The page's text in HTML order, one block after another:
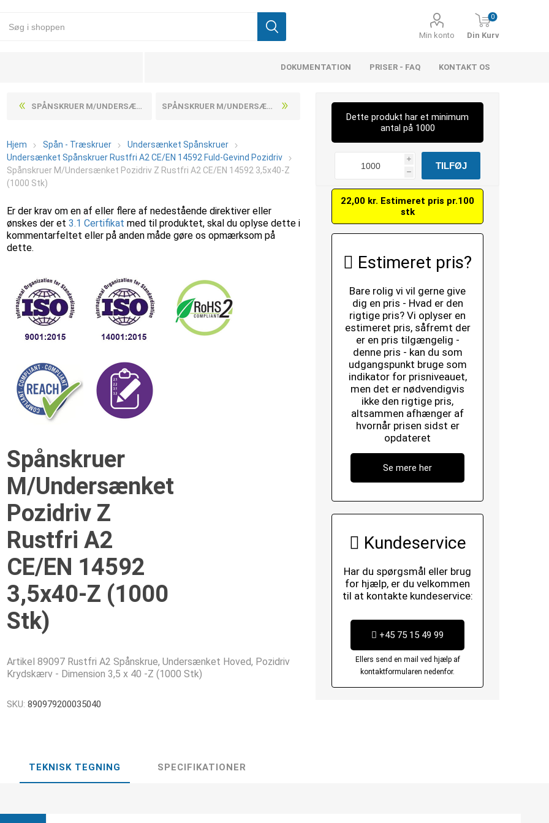
Min konto
0
Din Kurv
DOKUMENTATION PRISER - FAQ KONTAKT OS
SPÅNSKRUER M/UNDERSÆNKET POZIDRIV Z RUSTFRI A2 CE/EN 14592 3,5X35-Z (200 STK) SPÅNSKRUER M/UNDERSÆNKET POZIDRIV Z RUSTFRI A2 CE/EN 14592 3,5X40-Z (200 STK)
Hjem Spån - Træskruer
Undersænket Spånskruer
Undersænket Spånskruer Rustfri A2 CE/EN 14592 Fuld-Gevind Pozidriv
Spånskruer M/Undersænket Pozidriv Z Rustfri A2 CE/EN 14592 3,5x40-Z
(1000 Stk)
Er der krav om en af eller flere af nedestående direktiver eller
ønskes der et3.1 Certifikat med til produktet, skal du oplyse dette i
kommentarfeltet eller på anden måde gøre os opmærksom på
dette.
Spånskruer
M/Undersænket
Pozidriv Z
Rustfri A2
CE/EN 14592
3,5x40-Z (1000
Stk)
Artikel 89097 Rustfri A2 Spånskrue, Undersænket Hoved, Pozidriv
Krydskærv - Dimension 3,5 x 40 -Z (1000 Stk)
SKU: 890979200035040
Dette produkt har et minimum
antal på 1000
i
h
22,00 kr. Estimeret pris pr.100
stk
Estimeret pris?
Bare rolig vi vil gerne give
dig en pris - Hvad er den
rigtige pris? Vi oplyser en
estimeret pris, såfremt der
er en pris tilgængelig -
denne pris - kan du som
udgangspunkt bruge som
indikator for prisniveauet,
men det er nødvendigvis
ikke den rigtige pris,
altsammen afhænger af
hvornår prisen sidst er
opdateret
Se mere her
Kundeservice
Har du spørgsmål eller brug
for hjælp, er du velkommen
til at kontakte kundeservice:
+45 75 15 49 99
Ellers send en mail ved hjælp af
kontaktformularen nedenfor.
TEKNISK TEGNING SPECIFIKATIONER